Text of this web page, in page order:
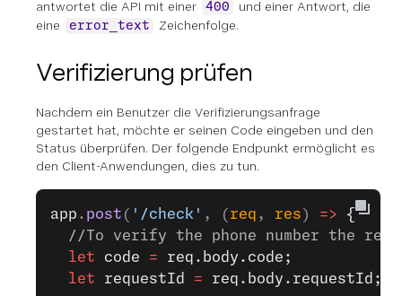
antwortet die API mit einer
400
und einer Antwort, die
eine
error_text Zeichenfolge.
Verifizierung prüfen
Nachdem ein Benutzer die Verifizierungsanfrage
gestartet hat, möchte er seinen Code eingeben und den
Status überprüfen. Der folgende Endpunkt ermöglicht es
den Client-Anwendungen, dies zu tun.
app . post ( '/check' , ( req , res ) => {
//To verify the phone number the
  let
code = req.body.code;
  let
requestId = req.body.requestId;